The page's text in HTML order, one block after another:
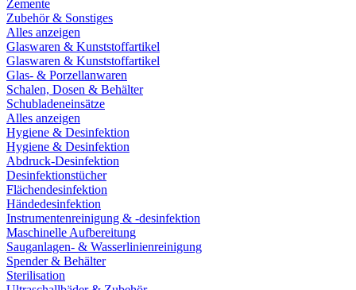
Zemente
Zubehör & Sonstiges
Alles anzeigen
Glaswaren & Kunststoffartikel
Glaswaren & Kunststoffartikel
Glas- & Porzellanwaren
Schalen, Dosen & Behälter
Schubladeneinsätze
Alles anzeigen
Hygiene & Desinfektion
Hygiene & Desinfektion
Abdruck-Desinfektion
Desinfektionstücher
Flächendesinfektion
Händedesinfektion
Instrumentenreinigung & -desinfektion
Maschinelle Aufbereitung
Sauganlagen- & Wasserlinienreinigung
Spender & Behälter
Sterilisation